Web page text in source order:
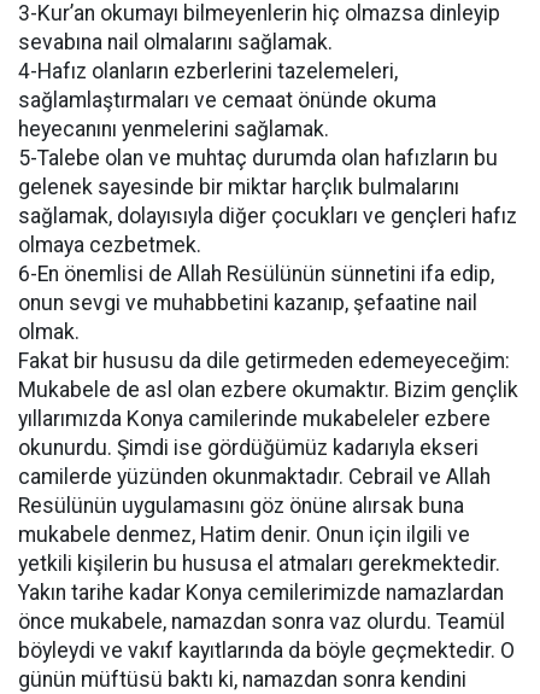
3-Kur’an okumayı bilmeyenlerin hiç olmazsa dinleyip
sevabına nail olmalarını sağlamak.
4-Hafız olanların ezberlerini tazelemeleri,
sağlamlaştırmaları ve cemaat önünde okuma
heyecanını yenmelerini sağlamak.
5-Talebe olan ve muhtaç durumda olan hafızların bu
gelenek sayesinde bir miktar harçlık bulmalarını
sağlamak, dolayısıyla diğer çocukları ve gençleri hafız
olmaya cezbetmek.
6-En önemlisi de Allah Resülünün sünnetini ifa edip,
onun sevgi ve muhabbetini kazanıp, şefaatine nail
olmak.
Fakat bir hususu da dile getirmeden edemeyeceğim:
Mukabele de asl olan ezbere okumaktır. Bizim gençlik
yıllarımızda Konya camilerinde mukabeleler ezbere
okunurdu. Şimdi ise gördüğümüz kadarıyla ekseri
camilerde yüzünden okunmaktadır. Cebrail ve Allah
Resülünün uygulamasını göz önüne alırsak buna
mukabele denmez, Hatim denir. Onun için ilgili ve
yetkili kişilerin bu hususa el atmaları gerekmektedir.
Yakın tarihe kadar Konya cemilerimizde namazlardan
önce mukabele, namazdan sonra vaz olurdu. Teamül
böyleydi ve vakıf kayıtlarında da böyle geçmektedir. O
günün müftüsü baktı ki, namazdan sonra kendini